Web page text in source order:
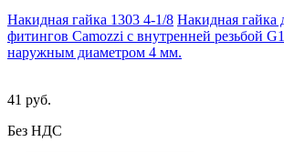
Накидная гайка 1303 4-1/8 Накидная
фитингов Camozzi с внутренней резьбой
наружным диаметром 4 мм.
41 руб.
Без НДС